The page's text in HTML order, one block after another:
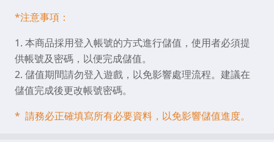
*注意事項：
1. 本商品採用登入帳號的方式進行儲值，使用者必須提
供帳號及密碼，以便完成儲值。
2. 儲值期間請勿登入遊戲，以免影響處理流程。建議在
儲值完成後更改帳號密碼。
* 請務必正確填寫所有必要資料，以免影響儲值進度。